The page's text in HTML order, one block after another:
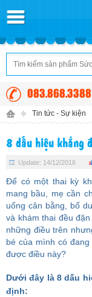
Tin tức - Sự kiện
8 dấu hiệu khẳng
Update: 14/12/2016
Để có một thai kỳ
mang bầu , mẹ cần
uống cân bằng, bổ
và khám thai đều
những điều trên
bé của mình có
được điều này?
Dưới đây là 8 dấu
định: